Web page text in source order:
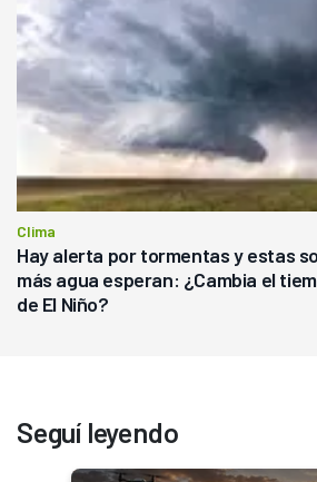
Clima
Hay alerta por tormentas y estas
más agua esperan: ¿Cambia el
de El Niño?
Seguí leyendo